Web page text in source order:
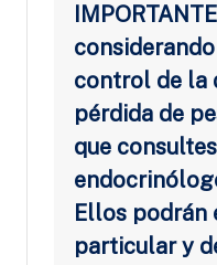
control de la
pérdida de
que
Ellos podrán
particular y